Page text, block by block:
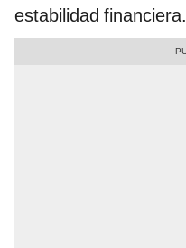
estabilidad financiera.